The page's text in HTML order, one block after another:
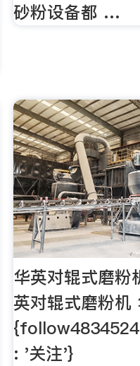
砂粉设备都 …
华英对辊式磨粉
英对辊式磨粉机
: '关注'}